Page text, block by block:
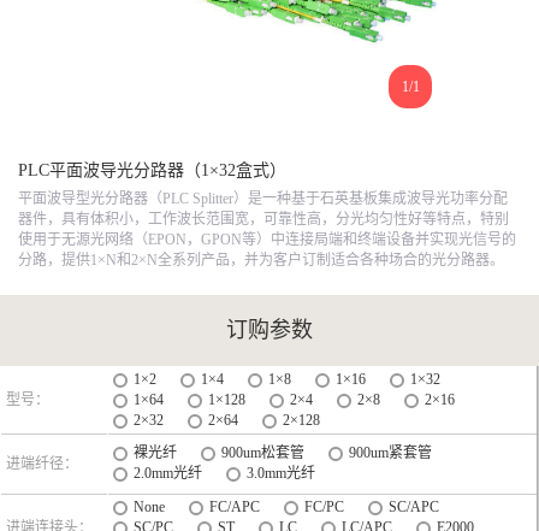
1/1
PLC平面波导光分路器（1×32盒式）
平面波导型光分路器（PLC Splitter）是一种基于石英基板集成波导光功率分配
器件，具有体积小，工作波长范围宽，可靠性高，分光均匀性好等特点，特别
使用于无源光网络（EPON，GPON等）中连接局端和终端设备并实现光信号的
分路，提供1×N和2×N全系列产品，并为客户订制适合各种场合的光分路器。
订购参数
型号：
1×2 1×4 1×8 1×16
1×32
1×64
1×128 2×4 2×8
2×16
2×32
2×64 2×128
进端纤径：
裸光纤 900um松套管
900um紧套管
2.0mm光纤
3.0mm光纤
进端连接头：
None FC/APC FC/PC
SC/APC
SC/PC
ST LC LC/APC
E2000